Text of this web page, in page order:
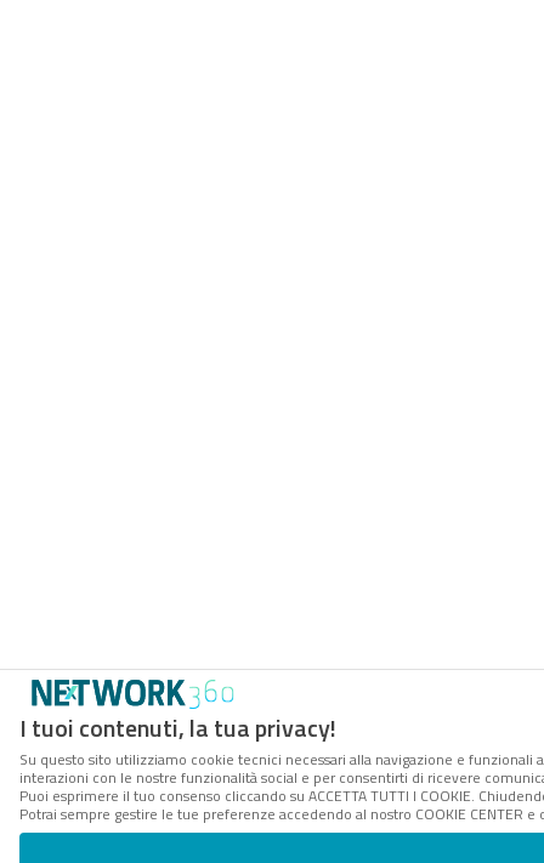
I tuoi contenuti, la tua privacy!
Su questo sito utilizziamo cookie tecnici necessari alla navigazione e
interazioni con le nostre funzionalità social e per consentirti di ricevere
Puoi esprimere il tuo consenso cliccando su ACCETTA TUTTI I COOKIE.
Potrai sempre gestire le tue preferenze accedendo al nostro COOKIE